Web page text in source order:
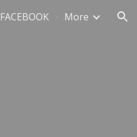
FACEBOOK More